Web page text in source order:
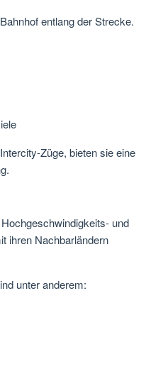
entlang der Strecke.
Züge, bieten sie eine
und
ihren Nachbarländern
unter anderem: